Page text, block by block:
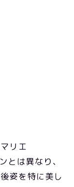
リエ
は異なり、
姿を特に美し